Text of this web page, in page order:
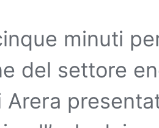
minuti
del settore
Arera